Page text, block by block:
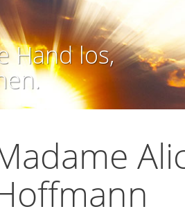
Hand los,